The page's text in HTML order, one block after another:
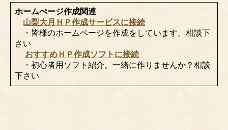
ホームぺージ作成関連
山梨大月ＨＰ作成サービスに接続
・皆様のホームページを作成をしています。相談下
さい
おすすめＨＰ作成ソフトに接続
・初心者用ソフト紹介。一緒に作りませんか？相談
下さい